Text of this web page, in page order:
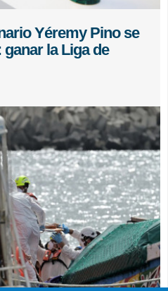
Yéremy Pino se
la Liga de